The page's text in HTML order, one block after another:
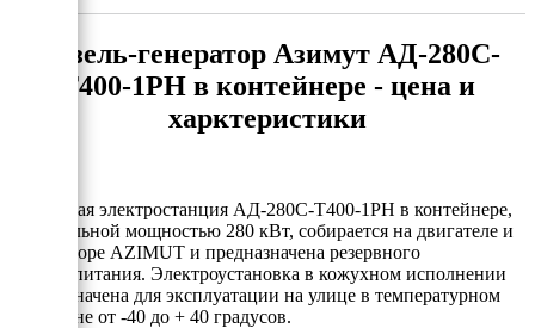
Дизель-генератор Азимут АД-280С-
Т400-1РН в контейнере - цена и
харктеристики
Дизельная электростанция АД-280С-Т400-1РН в контейнере,
номинальной мощностью 280 кВт, собирается на двигателе и
альтераторе AZIMUT и предназначена резервного
электропитания. Электроустановка в кожухном исполнении
предназначена для эксплуатации на улице в температурном
диапазоне от -40 до + 40 градусов.